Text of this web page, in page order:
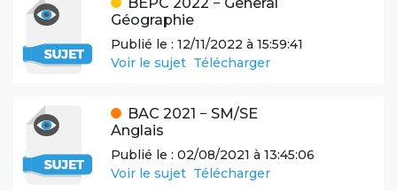
Géographie
Publié le : 12/11/2022 à 15:59:41
Voir le sujet Télécharger
BAC 2021 − SM/SE
Anglais
Publié le : 02/08/2021 à 13:45:06
Voir le sujet Télécharger